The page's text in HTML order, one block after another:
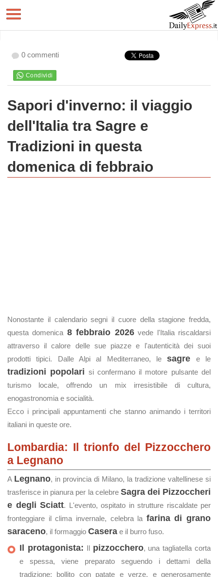
0 commenti
Sapori d'inverno: il viaggio
dell'Italia tra Sagre e
Tradizioni in questa
domenica di febbraio
Nonostante il calendario segni il cuore della stagione fredda,
questa domenica 8 febbraio 2026vede l'Italia riscaldarsi
attraverso il calore delle sue piazze e l'autenticità dei suoi
prodotti tipici. Dalle Alpi al Mediterraneo, lesagre e le
tradizioni popolari si confermano il motore pulsante del
turismo locale, offrendo un mix irresistibile di cultura,
enogastronomia e socialità.
Ecco i principali appuntamenti che stanno animando i territori
italiani in queste ore.
Lombardia: Il trionfo del Pizzocchero
a Legnano
A Legnano, in provincia di Milano, la tradizione valtellinese si
trasferisce in pianura per la celebre Sagra dei Pizzoccheri
e degli Sciatt. L'evento, ospitato in strutture riscaldate per
fronteggiare il clima invernale, celebra la farina di grano
saraceno, il formaggio Casera e il burro fuso.
Il protagonista: Il pizzocchero, una tagliatella corta
e spessa, viene preparato seguendo i dettami della
tradizione: bollito con patate e verze, e generosamente